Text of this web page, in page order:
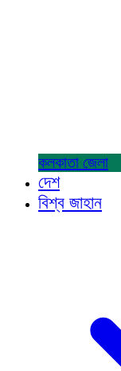
কলকাতা জেলা
দেশ
বিশ্ব জাহান